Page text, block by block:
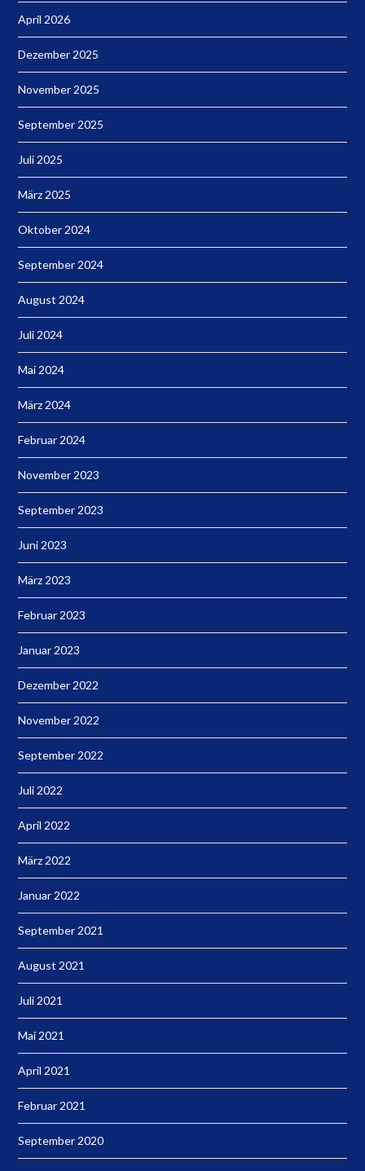
April 2026
Dezember 2025
November 2025
September 2025
Juli 2025
März 2025
Oktober 2024
September 2024
August 2024
Juli 2024
Mai 2024
März 2024
Februar 2024
November 2023
September 2023
Juni 2023
März 2023
Februar 2023
Januar 2023
Dezember 2022
November 2022
September 2022
Juli 2022
April 2022
März 2022
Januar 2022
September 2021
August 2021
Juli 2021
Mai 2021
April 2021
Februar 2021
September 2020